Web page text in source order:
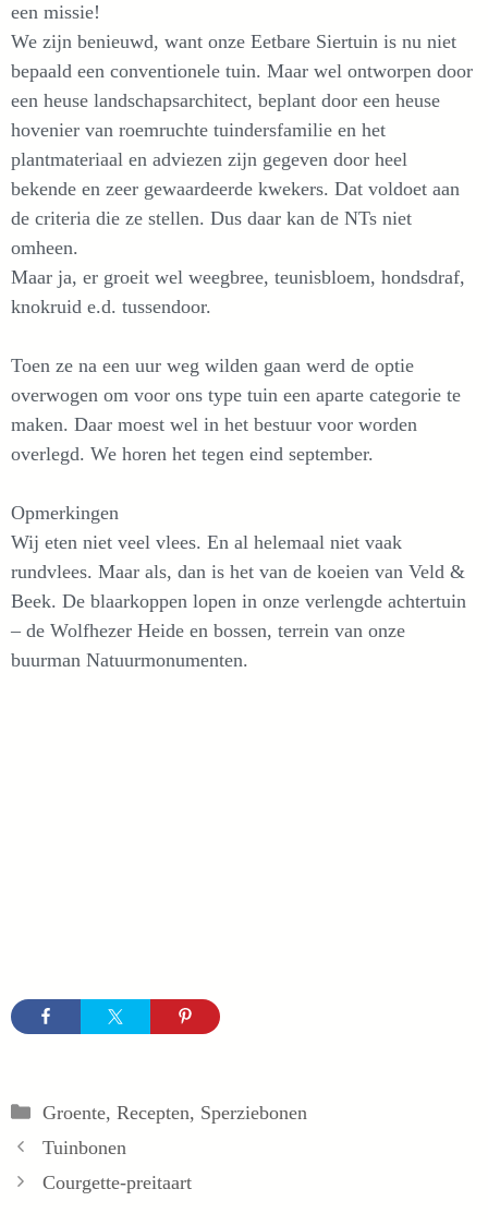
een missie!
We zijn benieuwd, want onze Eetbare Siertuin is nu niet
bepaald een conventionele tuin. Maar wel ontworpen door
een heuse landschapsarchitect, beplant door een heuse
hovenier van roemruchte tuindersfamilie en het
plantmateriaal en adviezen zijn gegeven door heel
bekende en zeer gewaardeerde kwekers. Dat voldoet aan
de criteria die ze stellen. Dus daar kan de NTs niet
omheen.
Maar ja, er groeit wel weegbree, teunisbloem, hondsdraf,
knokruid e.d. tussendoor.
Toen ze na een uur weg wilden gaan werd de optie
overwogen om voor ons type tuin een aparte categorie te
maken. Daar moest wel in het bestuur voor worden
overlegd. We horen het tegen eind september.
Opmerkingen
Wij eten niet veel vlees. En al helemaal niet vaak
rundvlees. Maar als, dan is het van de koeien van Veld &
Beek. De blaarkoppen lopen in onze verlengde achtertuin
– de Wolfhezer Heide en bossen, terrein van onze
buurman Natuurmonumenten.
Categorieën
Groente, Recepten, Sperziebonen
Tuinbonen
Courgette-preitaart